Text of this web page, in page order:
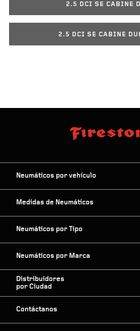
2.5 DCI SE CABINE
2.5 DCI SE CABINE
Neumáticos por vehículo
Medidas de Neumáticos
Neumáticos por Tipo
Neumáticos por Marca
Distribuidores
por Ciudad
Contáctanos